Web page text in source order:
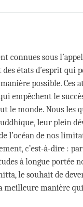
connues sous
états d’esprit
possible. Ces
empêchent le
le monde. Nous les
leur plein
l’océan de nos
c’est-à-dire :
à longue portée
le souhait de
meilleure manière